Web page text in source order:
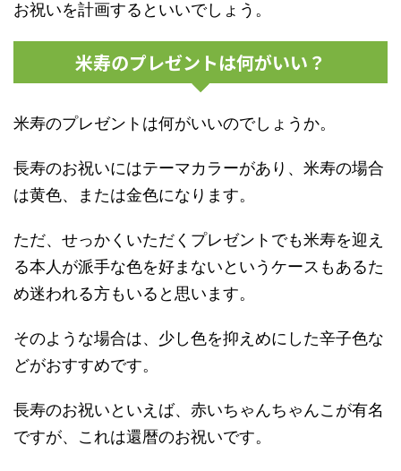
お祝いを計画するといいでしょう。
米寿のプレゼントは何がいい？
米寿のプレゼントは何がいいのでしょうか。
長寿のお祝いにはテーマカラーがあり、米寿の場合
は黄色、または金色になります。
ただ、せっかくいただくプレゼントでも米寿を迎え
る本人が派手な色を好まないというケースもあるた
め迷われる方もいると思います。
そのような場合は、少し色を抑えめにした辛子色な
どがおすすめです。
長寿のお祝いといえば、赤いちゃんちゃんこが有名
ですが、これは還暦のお祝いです。